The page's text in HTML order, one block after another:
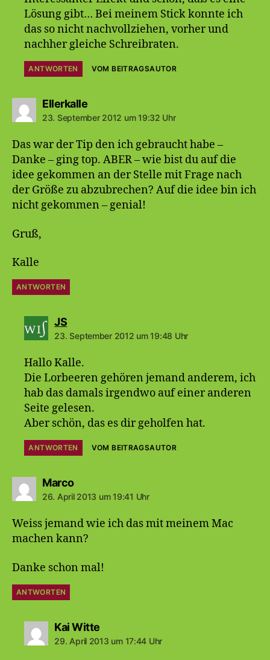
Lösung gibt… Bei meinem Stick konnte ich
das so nicht nachvollziehen, vorher und
nachher gleiche Schreibraten.
ANTWORTEN VOM BEITRAGSAUTOR
Ellerkallesagt:
23. September 2012 um 19:32 Uhr
Das war der Tip den ich gebraucht habe –
Danke – ging top. ABER – wie bist du auf die
idee gekommen an der Stelle mit Frage nach
der Größe zu abzubrechen? Auf die idee bin ich
nicht gekommen – genial!
Gruß,
Kalle
ANTWORTEN
JSsagt:
23. September 2012 um 19:48 Uhr
Hallo Kalle.
Die Lorbeeren gehören jemand anderem, ich
hab das damals irgendwo auf einer anderen
Seite gelesen.
Aber schön, das es dir geholfen hat.
ANTWORTEN VOM BEITRAGSAUTOR
Marcosagt:
26. April 2013 um 19:41 Uhr
Weiss jemand wie ich das mit meinem Mac
machen kann?
Danke schon mal!
ANTWORTEN
Kai Wittesagt:
29. April 2013 um 17:44 Uhr